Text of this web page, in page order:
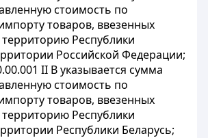
стоимость по
товаров, ввезенных
Республики
Российской Федерации;
II В указывается сумма
стоимость по
товаров, ввезенных
Республики
Республики Беларусь;